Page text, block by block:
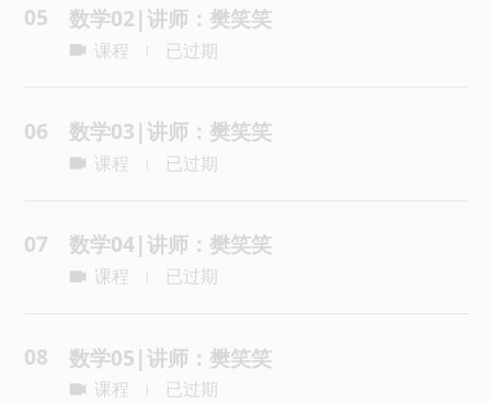
05 数学02|讲师：樊笑笑
课程 已过期
06 数学03|讲师：樊笑笑
课程 已过期
07 数学04|讲师：樊笑笑
课程 已过期
08 数学05|讲师：樊笑笑
课程 已过期